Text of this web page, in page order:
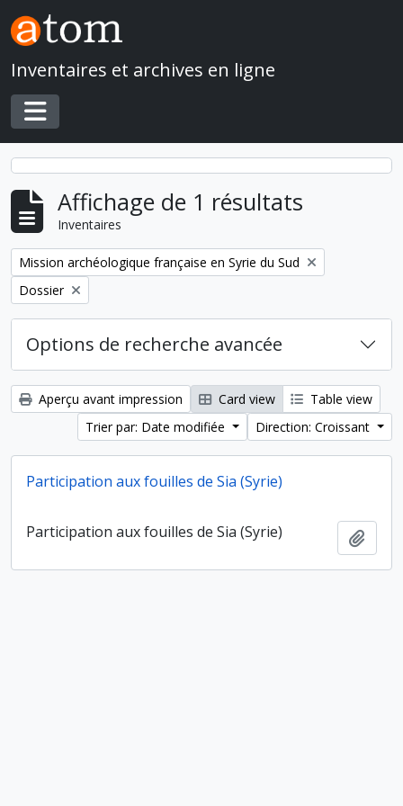
Skip to main content
Inventaires et archives en ligne
Toggle navigation
Affichage de 1 résultats
Inventaires
Remove filter:
Mission archéologique française en Syrie du Sud
Remove filter:
Dossier
Options de recherche avancée
Aperçu avant impression Card view
Table view
Trier par: Date modifiée
Direction: Croissant
Participation aux fouilles de Sia (Syrie)
Participation aux fouilles de Sia (Syrie)